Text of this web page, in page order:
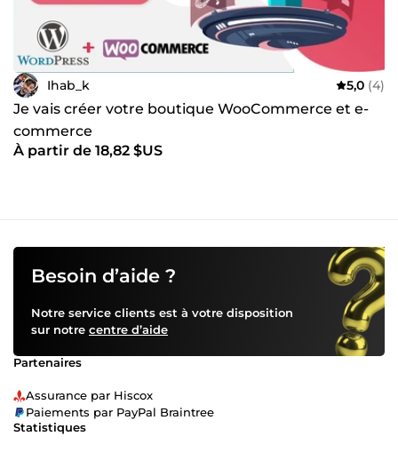
Ihab_k 5,0 (4)
Je vais créer votre boutique WooCommerce et e-
commerce
À partir de 18,82 $US
Besoin d’aide ?
Notre service clients est à votre disposition
sur notre centre d’aide
Partenaires
Assurance par Hiscox
Paiements par PayPal Braintree
Statistiques